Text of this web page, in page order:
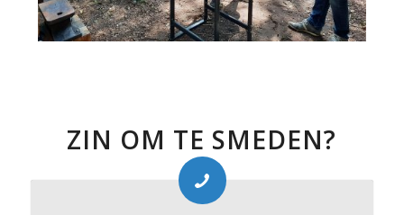
ZIN OM TE SMEDEN?